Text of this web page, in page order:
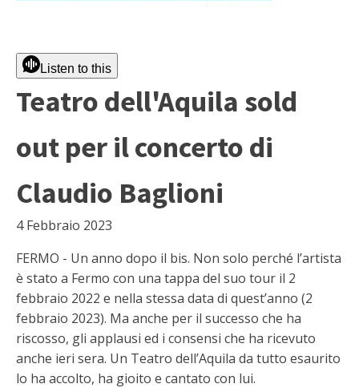
Listen to this
Teatro dell'Aquila sold
out per il concerto di
Claudio Baglioni
4 Febbraio 2023
FERMO - Un anno dopo il bis. Non solo perché l’artista
è stato a Fermo con una tappa del suo tour il 2
febbraio 2022 e nella stessa data di quest’anno (2
febbraio 2023). Ma anche per il successo che ha
riscosso, gli applausi ed i consensi che ha ricevuto
anche ieri sera. Un Teatro dell’Aquila da tutto esaurito
lo ha accolto, ha gioito e cantato con lui.